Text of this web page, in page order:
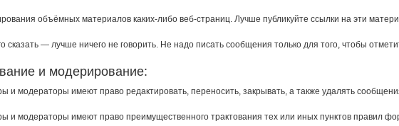
объёмных материалов каких-либо веб-страниц. Лучше публикуйте ссылки на эти
сказать — лучше ничего не говорить. Не надо писать сообщения только для того, чтобы
и модерирование:
и модераторы имеют право редактировать, переносить, закрывать, а также удалять
и модераторы имеют право преимущественного трактования тех или иных пунктов правил